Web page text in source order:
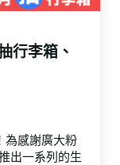
行李箱、
為感謝廣大粉
出一系列的生